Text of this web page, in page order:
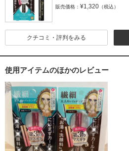
販売価格： ¥1,320 （税込）
クチコミ・評判をみる
使用アイテムのほかのレビュー